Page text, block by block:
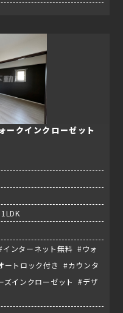
クインクローゼット
ンターネット無料 #ウォ
トロック付き #カウンタ
インクローゼット #デザ